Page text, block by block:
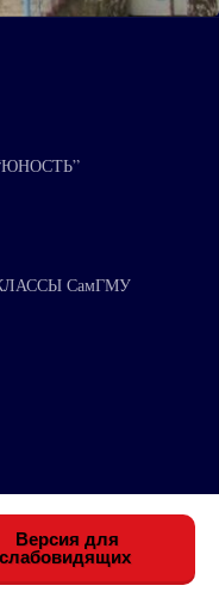
СамГМУ
Версия для
слабовидящих